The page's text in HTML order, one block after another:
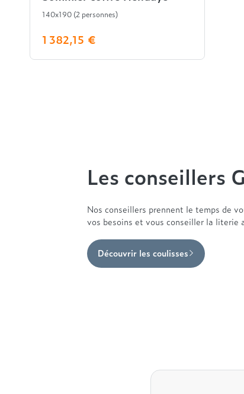
140x190 (2 personnes)
1 382,15 €
Les conseillers
Nos conseillers prennent le temps de
vos besoins et vous conseiller la literie
Découvrir les coulisses